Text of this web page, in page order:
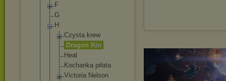
F
G
H
Czysta krew
Dragon Kin
Heal
Kochanka piłata
Victoria Nelson